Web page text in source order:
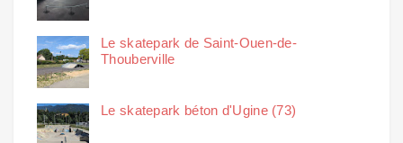
Le skatepark de Saint-Ouen-de-
Thouberville
Le skatepark béton d'Ugine (73)